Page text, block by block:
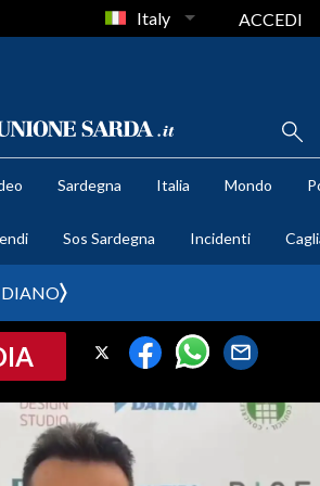
Italy ACCEDI
Sardegna Italia Mondo
Sos Sardegna Incidenti